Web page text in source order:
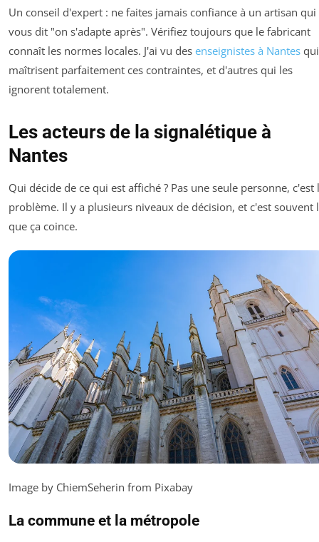
Un conseil d'expert : ne faites jamais confiance à un artisan qui
vous dit "on s'adapte après". Vérifiez toujours que le fabricant
connaît les normes locales. J'ai vu des enseignistes à Nantes qui
maîtrisent parfaitement ces contraintes, et d'autres qui les
ignorent totalement.
Les acteurs de la signalétique à
Nantes
Qui décide de ce qui est affiché ? Pas une seule personne, c'est
problème. Il y a plusieurs niveaux de décision, et c'est souvent
que ça coince.
Image by ChiemSeherin from Pixabay
La commune et la métropole